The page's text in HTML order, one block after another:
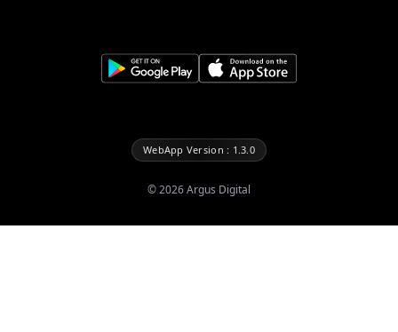
WebApp Version : 1.3.0
©2026Argus Digital